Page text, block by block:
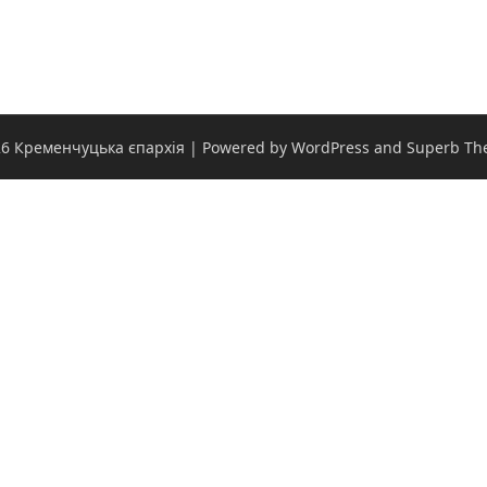
Кременчуцька єпархія | Powered by WordPress and Superb